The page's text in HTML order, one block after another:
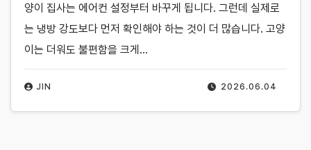
2026.06.04
JIN
양이 집사는 에어컨 설정부터 바꾸게 됩니다. 그런데 실제로
는 냉방 강도보다 먼저 확인해야 하는 것이 더 많습니다. 고양
이는 더워도 불편함을 크게…